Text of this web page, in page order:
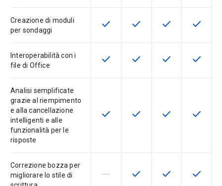
Creazione di moduli
per sondaggi
Questa funzionalità è disponibile
check Questa funzionalità è
check Questa
check Questa
check
Interoperabilità con i
file di Office
Questa funzionalità è disponibile
check Questa funzionalità è
check Questa
check Questa
check
Analisi semplificate
grazie al riempimento
e alla cancellazione
intelligenti e alle
funzionalità per le
risposte
Questa funzionalità è disponibile
check Questa funzionalità è
check Questa
check Questa
check
Correzione bozza per
migliorare lo stile di
La funzionalità non è supportata
horizontal_rule Questa funzionalità è
check Questa
check Questa
check